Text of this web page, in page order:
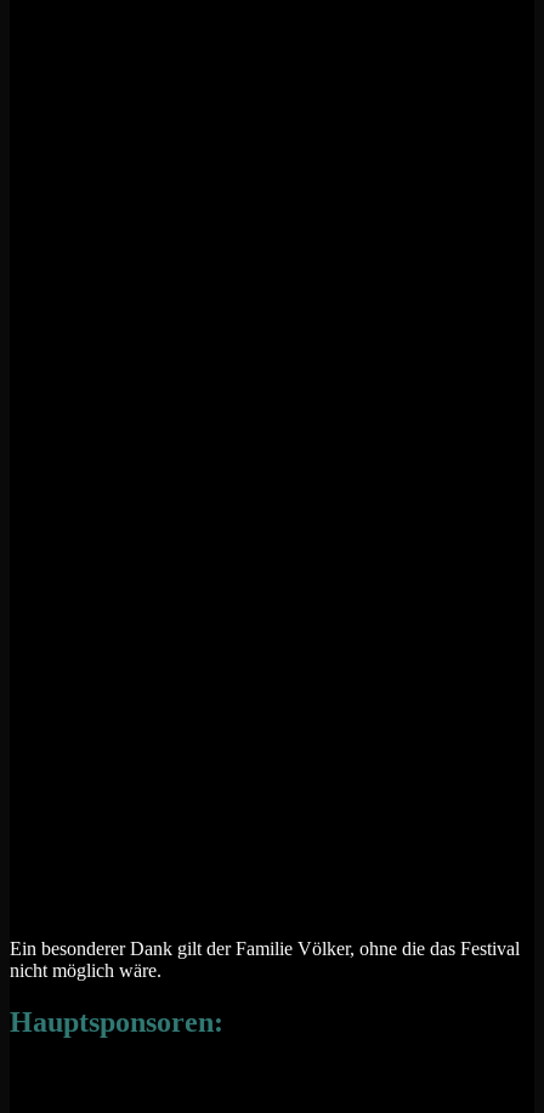
Ein besonderer Dank gilt der Familie Völker, ohne die das Festival
nicht möglich wäre.
Hauptsponsoren: